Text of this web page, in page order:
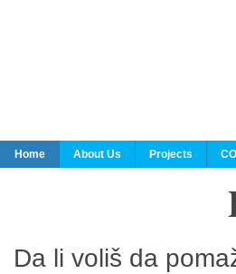
Home About Us Projects
Da li voliš da